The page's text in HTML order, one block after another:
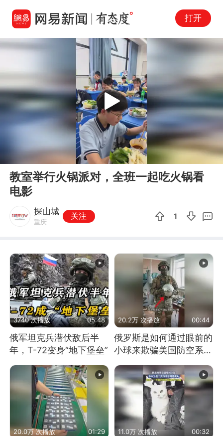
打开
00:00
Play
教室举行火锅派对，全班一起吃火锅看
电影
探山城
重庆
关注 1
3740 次播放 05:48
俄军坦克兵潜伏敌后半
年，T-72变身“地下堡垒”
20.2万 次播放 00:44
俄罗斯是如何通过眼前的
小球来欺骗美国防空系统
的
20.0万 次播放 01:29 11.0万 次播放 00:32